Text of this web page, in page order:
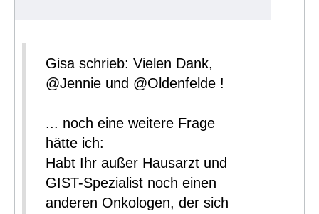
Gisa schrieb: Vielen Dank,
@Jennie und @Oldenfelde !
... noch eine weitere Frage
hätte ich:
Habt Ihr außer Hausarzt und
GIST-Spezialist noch einen
anderen Onkologen, der sich